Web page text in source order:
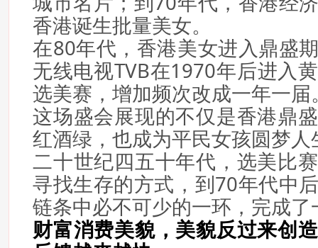
香港诞生批量美女。
在80年代，香港美女进入鼎盛
无线电视TVB在1970年后进入
选美赛，增加频次改成一年一届
这场盛会展现的不仅是香港鼎
红酒绿，也成为平民女孩圆梦
二十世纪四五十年代，选美比
寻找生存的方式，到70年代中
链条中必不可少的一环，完成了
财富消费美貌，美貌反过来创